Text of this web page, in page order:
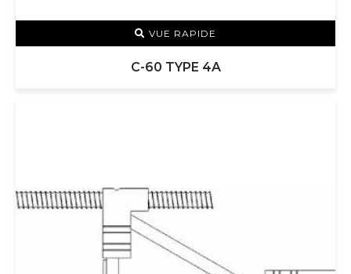
VUE RAPIDE
C-60 TYPE 4A